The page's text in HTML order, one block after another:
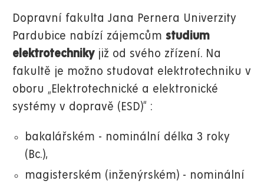
Dopravní fakulta Jana Pernera Univerzity
Pardubice nabízí zájemcům studium
elektrotechnikyjiž od svého zřízení. Na
fakultě je možno studovat elektrotechniku v
oboru „Elektrotechnické a elektronické
systémy v dopravě (ESD)“ :
bakalářském - nominální délka 3 roky
(Bc.),
magisterském (inženýrském) - nominální